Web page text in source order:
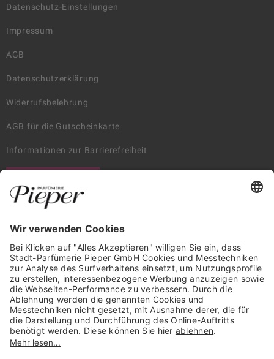
Datenschutz-Einstellungen
Impressum
AGB
Datenschutzerklärung
Widerrufsbelehrung
AGB für die Gutscheinkarte
Informationen zur Barrierefreiheit
Trusted Shops Mitglied seit 2010